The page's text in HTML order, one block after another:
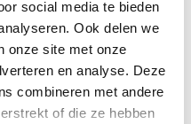
social media te bieden
Ook delen we
onze site met onze
en analyse. Deze
combineren met andere
of die ze hebben